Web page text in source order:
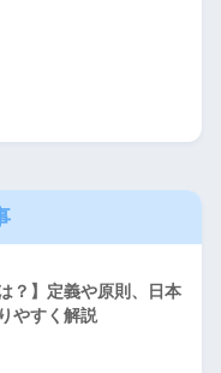
？】定義や原則、日本
やすく解説